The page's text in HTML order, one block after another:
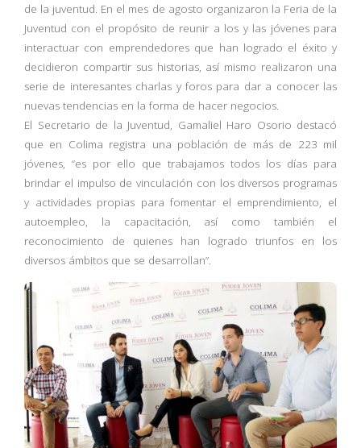
de la juventud. En el mes de agosto organizaron la Feria de la
Juventud con el propósito de reunir a los y las jóvenes para
interactuar con emprendedores que han logrado el éxito y
decidieron compartir sus historias, así mismo realizaron una
serie de interesantes charlas y foros para dar a conocer las
nuevas tendencias en la forma de hacer negocios.
El Secretario de la Juventud, Gamaliel Haro Osorio destacó
que en Colima registra una población de más de 223 mil
jóvenes, “es por ello que trabajamos todos los días para
brindar el impulso de vinculación con los diversos programas
y actividades propias para fomentar el emprendimiento, el
autoempleo, la capacitación, así como también el
reconocimiento de quienes han logrado triunfos en los
diversos ámbitos que se desarrollan”.